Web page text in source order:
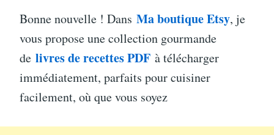
Bonne nouvelle ! Dans Ma boutique Etsy, je
vous propose une collection gourmande
de livres de recettes PDF à télécharger
immédiatement, parfaits pour cuisiner
facilement, où que vous soyez